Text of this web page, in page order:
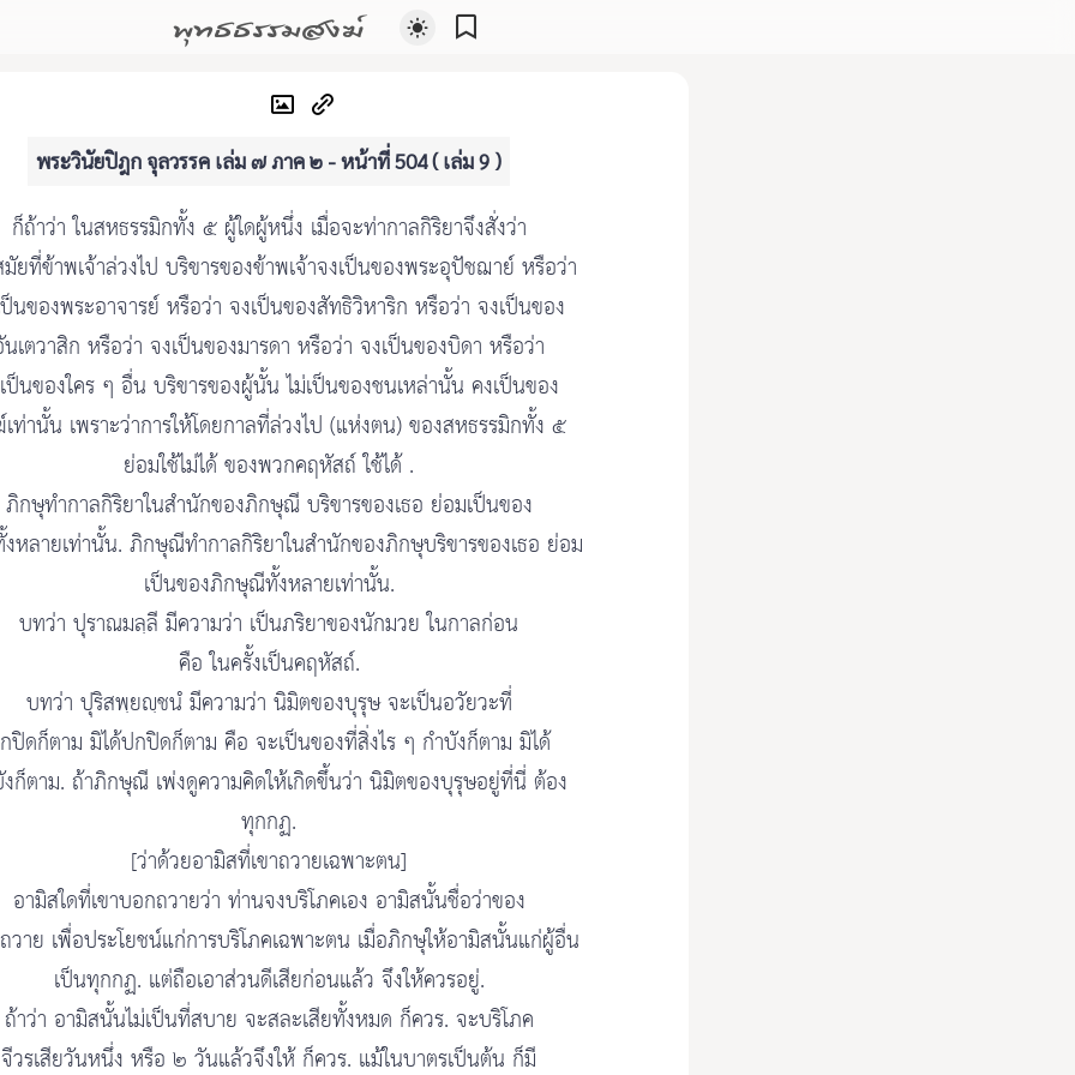
พุทธธรรมสงฆ์
พระวินัยปิฎก จุลวรรค เล่ม ๗ ภาค ๒ - หน้าที่ 504 ( เล่ม 9 )
ก็ถ้าว่า ในสหธรรมิกทั้ง ๕ ผู้ใดผู้หนึ่ง เมื่อจะท่ากาลกิริยาจึงสั่งว่า
ยที่ข้าพเจ้าล่วงไป บริขารของข้าพเจ้าจงเป็นของพระอุปัชฌาย์ หรือว่า
นของพระอาจารย์ หรือว่า จงเป็นของสัทธิวิหาริก หรือว่า จงเป็นของ
เตวาสิก หรือว่า จงเป็นของมารดา หรือว่า จงเป็นของบิดา หรือว่า
ป็นของใคร ๆ อื่น บริขารของผู้นั้น ไม่เป็นของชนเหล่านั้น คงเป็นของ
ท่านั้น เพราะว่าการให้โดยกาลที่ล่วงไป (แห่งตน) ของสหธรรมิกทั้ง ๕
ย่อมใช้ไม่ได้ ของพวกคฤหัสถ์ ใช้ได้ .
ภิกษุทำกาลกิริยาในสำนักของภิกษุณี บริขารของเธอ ย่อมเป็นของ
หลายเท่านั้น. ภิกษุณีทำกาลกิริยาในสำนักของภิกษุบริขารของเธอ ย่อม
เป็นของภิกษุณีทั้งหลายเท่านั้น.
บทว่า ปุราณมลฺลี มีความว่า เป็นภริยาของนักมวย ในกาลก่อน
คือ ในครั้งเป็นคฤหัสถ์.
บทว่า ปุริสพฺยญฺชนํ มีความว่า นิมิตของบุรุษ จะเป็นอวัยวะที่
ปิดก็ตาม มิได้ปกปิดก็ตาม คือ จะเป็นของที่สิ่งไร ๆ กำบังก็ตาม มิได้
ก็ตาม. ถ้าภิกษุณี เพ่งดูความคิดให้เกิดขึ้นว่า นิมิตของบุรุษอยู่ที่นี่ ต้อง
ทุกกฏ.
[ว่าด้วยอามิสที่เขาถวายเฉพาะตน]
อามิสใดที่เขาบอกถวายว่า ท่านจงบริโภคเอง อามิสนั้นชื่อว่าของ
วาย เพื่อประโยชน์แก่การบริโภคเฉพาะตน เมื่อภิกษุให้อามิสนั้นแก่ผู้อื่น
เป็นทุกกฏ. แต่ถือเอาส่วนดีเสียก่อนแล้ว จึงให้ควรอยู่.
ถ้าว่า อามิสนั้นไม่เป็นที่สบาย จะสละเสียทั้งหมด ก็ควร. จะบริโภค
จีวรเสียวันหนึ่ง หรือ ๒ วันแล้วจึงให้ ก็ควร. แม้ในบาตรเป็นต้น ก็มี